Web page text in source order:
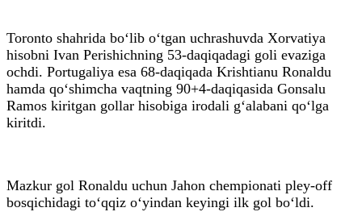
Toronto shahrida bo‘lib o‘tgan uchrashuvda Xorvatiya
hisobni Ivan Perishichning 53-daqiqadagi goli evaziga
ochdi. Portugaliya esa 68-daqiqada Krishtianu Ronaldu
hamda qo‘shimcha vaqtning 90+4-daqiqasida Gonsalu
Ramos kiritgan gollar hisobiga irodali g‘alabani qo‘lga
kiritdi.
Mazkur gol Ronaldu uchun Jahon chempionati pley-off
bosqichidagi to‘qqiz o‘yindan keyingi ilk gol bo‘ldi.